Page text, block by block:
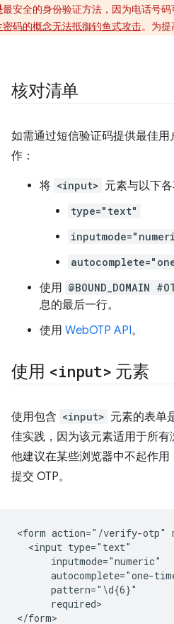
最安全的身份验证方法，因为电话号
密码的概念无法抵御钓鱼式攻击。为
核对清单
如需通过短信验证码提供最佳
作：
将 <input> 元素与以下
type="text"
使用 @BOUND_DOMAIN
息的最后一行。
使用 WebOTP API。
使用 <input> 元素
使用包含 <input> 元素的表单
佳实践，因为该元素适用于所
他建议在某些浏览器中不起作
提交 OTP。
<form action="/verify-otp"
  <input type="text"
      inputmode="numeric"
autocomplete="one-
      pattern="\d{6}"
      required>